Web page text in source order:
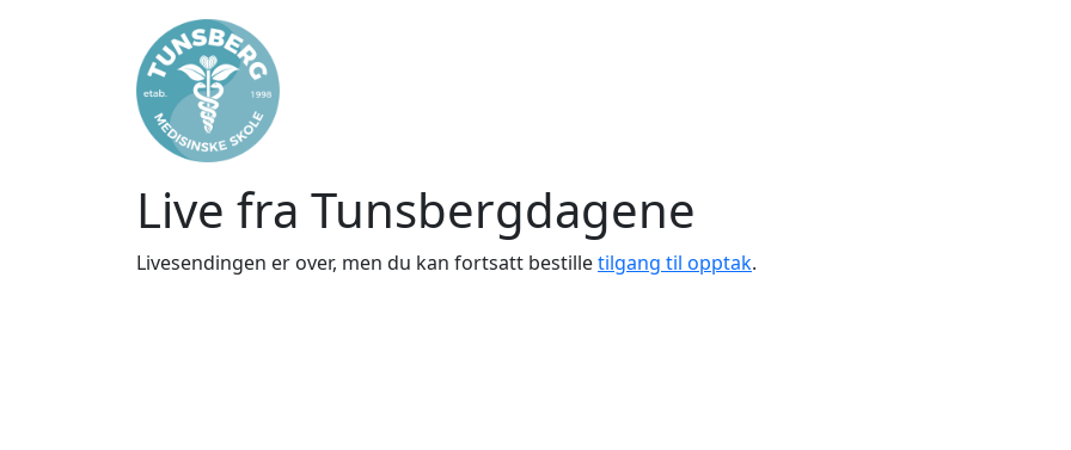
Live fra Tunsbergdagene
Livesendingen er over, men du kan fortsatt bestilletilgang til opptak.